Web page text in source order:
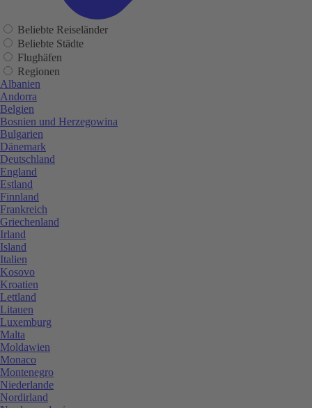
Beliebte Reiseländer
Beliebte Städte
Flughäfen
Regionen
Albanien
Andorra
Belgien
Bosnien und Herzegowina
Bulgarien
Dänemark
Deutschland
England
Estland
Finnland
Frankreich
Griechenland
Irland
Island
Italien
Kosovo
Kroatien
Lettland
Litauen
Luxemburg
Malta
Moldawien
Monaco
Montenegro
Niederlande
Nordirland